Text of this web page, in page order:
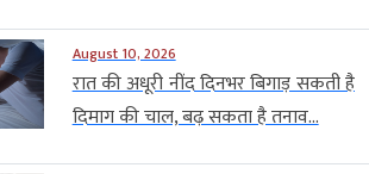
August 10, 2026
रात की अधूरी नींद दिनभर बिगाड़ सकती है
दिमाग की चाल, बढ़ सकता है तनाव...